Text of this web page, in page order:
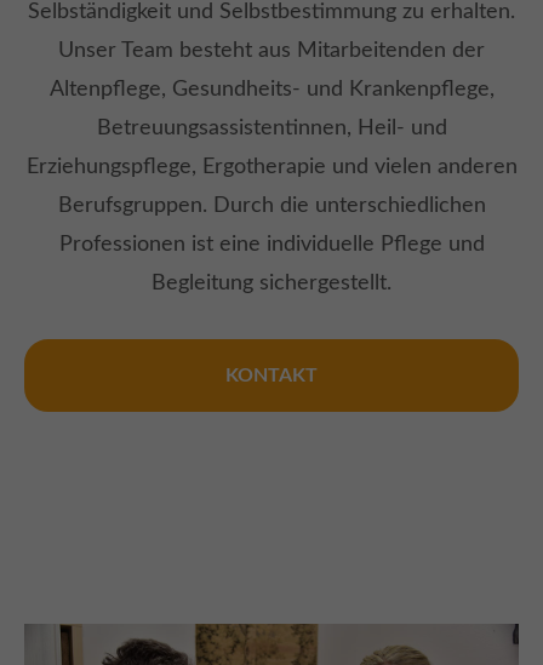
Selbständigkeit und Selbstbestimmung zu erhalten.
Unser Team besteht aus Mitarbeitenden der
Altenpflege, Gesundheits- und Krankenpflege,
Betreuungsassistentinnen, Heil- und
Erziehungspflege, Ergotherapie und vielen anderen
Berufsgruppen. Durch die unterschiedlichen
Professionen ist eine individuelle Pflege und
Begleitung sichergestellt.
KONTAKT